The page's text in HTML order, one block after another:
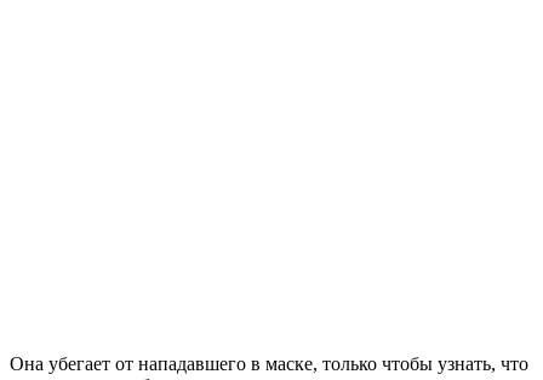
Она убегает от нападавшего в маске, только чтобы узнать, что